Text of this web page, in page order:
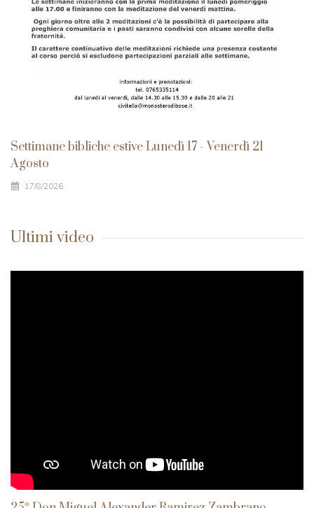
Settimane bibliche estive Lunedì 17 - Venerdì 21
Agosto
17/8/2026
Ultimi video